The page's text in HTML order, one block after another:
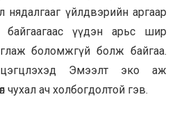
үйлдвэрийн аргаар
үүдэн арьс шир
боломжгүй болж байгаа.
Эмээлт эко аж
чухал ач холбогдолтой гэв.